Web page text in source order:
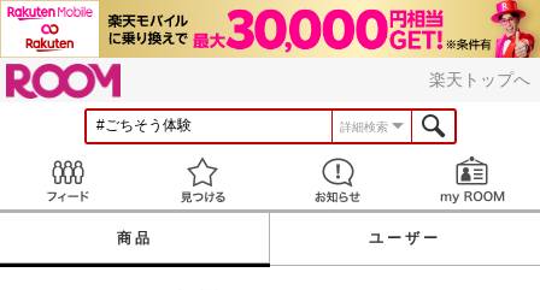
楽天トップへ
詳細検索
見つける お知らせ
商品 ユーザー